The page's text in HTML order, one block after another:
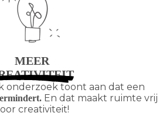
MEER
onderzoek toont aan dat een
En dat maakt ruimte vrij
creativiteit!